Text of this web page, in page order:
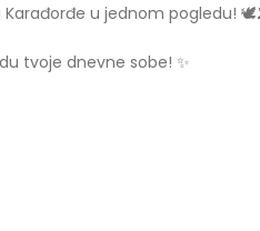
Karađorđe u jednom pogledu!
tvoje dnevne sobe! ✨